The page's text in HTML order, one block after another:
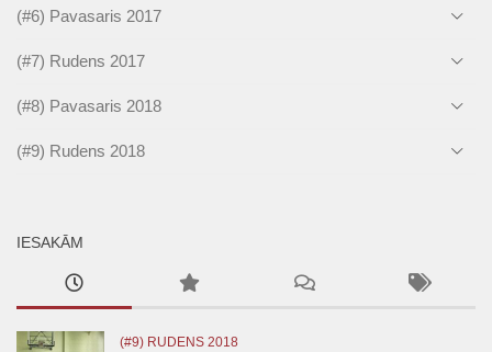
(#6) Pavasaris 2017
(#7) Rudens 2017
(#8) Pavasaris 2018
(#9) Rudens 2018
IESAKĀM
(#9) RUDENS 2018